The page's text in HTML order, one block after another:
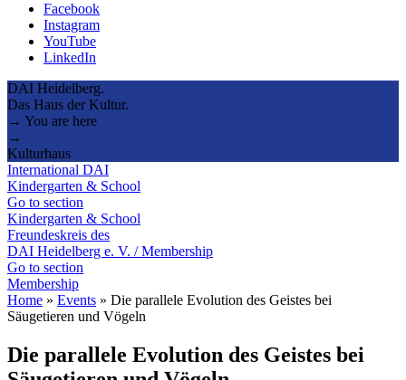
Facebook
Instagram
YouTube
LinkedIn
DAI Heidelberg.
Das Haus der Kultur.
→ You are here
→
Kulturhaus
International DAI
Kindergarten & School
Go to section
Kindergarten & School
Freundeskreis des
DAI Heidelberg e. V. / Membership
Go to section
Membership
Home » Events » Die parallele Evolution des Geistes bei
Säugetieren und Vögeln
Die parallele Evolution des Geistes bei